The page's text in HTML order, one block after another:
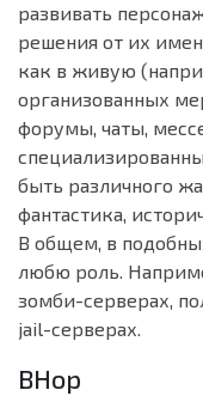
развивать
решения от их
как в живую
организованных
форумы, чаты,
быть различного
фантастика,
В общем, в
любю роль.
зомби-серверах,
jail-серверах.
BHop